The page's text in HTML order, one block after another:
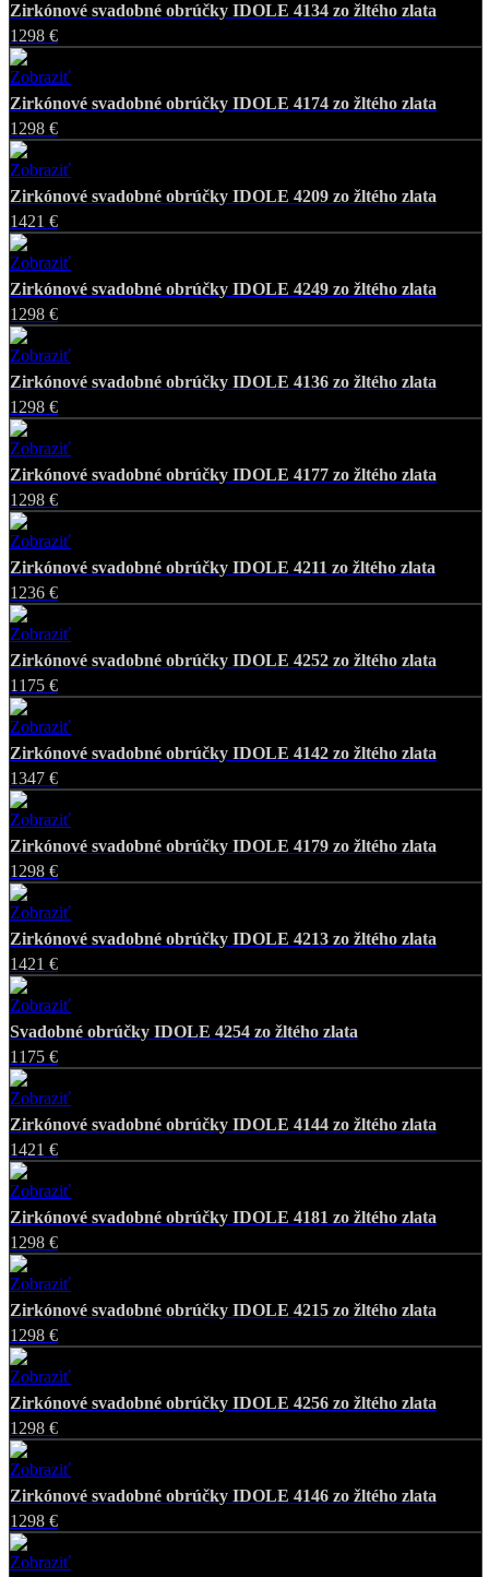
Zirkónové svadobné obrúčky IDOLE 4134 zo žltého zlata
1298 €
Zobraziť
Zirkónové svadobné obrúčky IDOLE 4174 zo žltého zlata
1298 €
Zobraziť
Zirkónové svadobné obrúčky IDOLE 4209 zo žltého zlata
1421 €
Zobraziť
Zirkónové svadobné obrúčky IDOLE 4249 zo žltého zlata
1298 €
Zobraziť
Zirkónové svadobné obrúčky IDOLE 4136 zo žltého zlata
1298 €
Zobraziť
Zirkónové svadobné obrúčky IDOLE 4177 zo žltého zlata
1298 €
Zobraziť
Zirkónové svadobné obrúčky IDOLE 4211 zo žltého zlata
1236 €
Zobraziť
Zirkónové svadobné obrúčky IDOLE 4252 zo žltého zlata
1175 €
Zobraziť
Zirkónové svadobné obrúčky IDOLE 4142 zo žltého zlata
1347 €
Zobraziť
Zirkónové svadobné obrúčky IDOLE 4179 zo žltého zlata
1298 €
Zobraziť
Zirkónové svadobné obrúčky IDOLE 4213 zo žltého zlata
1421 €
Zobraziť
Svadobné obrúčky IDOLE 4254 zo žltého zlata
1175 €
Zobraziť
Zirkónové svadobné obrúčky IDOLE 4144 zo žltého zlata
1421 €
Zobraziť
Zirkónové svadobné obrúčky IDOLE 4181 zo žltého zlata
1298 €
Zobraziť
Zirkónové svadobné obrúčky IDOLE 4215 zo žltého zlata
1298 €
Zobraziť
Zirkónové svadobné obrúčky IDOLE 4256 zo žltého zlata
1298 €
Zobraziť
Zirkónové svadobné obrúčky IDOLE 4146 zo žltého zlata
1298 €
Zobraziť